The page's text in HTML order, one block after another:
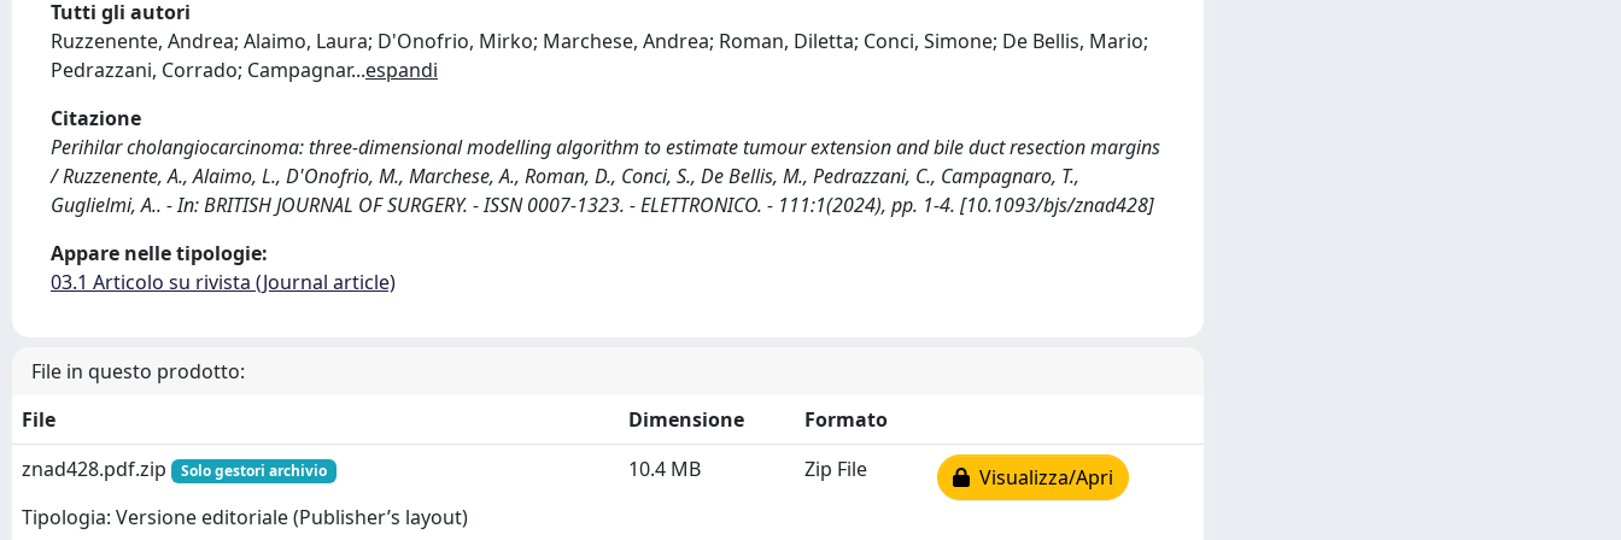
Tutti gli autori
Ruzzenente, Andrea; Alaimo, Laura; D'Onofrio, Mirko; Marchese, Andrea; Roman, Diletta; Conci, Simone; De Bellis, Mario;
Pedrazzani, Corrado; Campagnar...espandi
Citazione
Perihilar cholangiocarcinoma: three-dimensional modelling algorithm to estimate tumour extension and bile duct resection margins
/ Ruzzenente, A., Alaimo, L., D'Onofrio, M., Marchese, A., Roman, D., Conci, S., De Bellis, M., Pedrazzani, C., Campagnaro, T.,
Guglielmi, A.. - In: BRITISH JOURNAL OF SURGERY. - ISSN 0007-1323. - ELETTRONICO. - 111:1(2024), pp. 1-4. [10.1093/bjs/znad428]
Appare nelle tipologie:
03.1 Articolo su rivista (Journal article)
File in questo prodotto:
File
Dimensione
Formato
znad428.pdf.zip
Solo gestori archivio
Tipologia: Versione editoriale (Publisher’s layout)
10.4 MB Zip File Visualizza/Apri